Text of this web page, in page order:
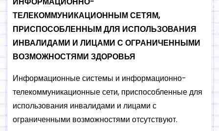
ТЕЛЕКОММУНИКАЦИОННЫМ СЕТЯМ,
ПРИСПОСОБЛЕННЫМ ДЛЯ ИСПОЛЬЗОВАНИЯ
ИНВАЛИДАМИ И ЛИЦАМИ С ОГРАНИЧЕННЫМИ
ВОЗМОЖНОСТЯМИ ЗДОРОВЬЯ
Информационные системы и информационно-
телекоммуникационные сети, приспособленные для
использования инвалидами и лицами с
ограниченными возможностями отсутствуют.